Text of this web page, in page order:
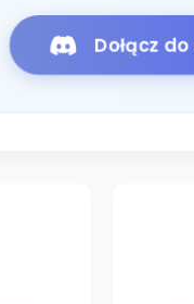
Dołącz